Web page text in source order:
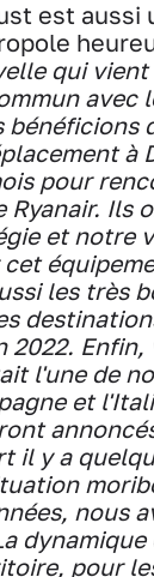
est aussi
qui
avec
bénéficions
à
pour
Ryanair. Ils
et notre
cet
les très
2022. Enfin,
l'une de
et
il y a
nous
pour